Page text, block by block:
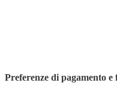
Preferenze di pagamento e